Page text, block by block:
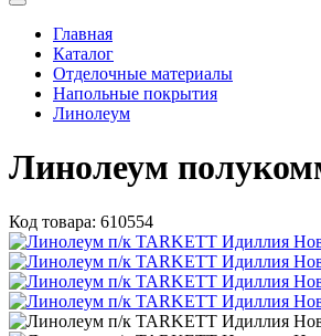
Главная
Каталог
Отделочные материалы
Напольные покрытия
Линолеум
Линолеум
Код товара: 610554